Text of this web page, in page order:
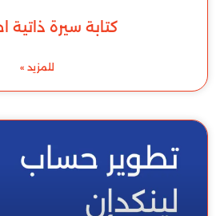
كتابة سيرة ذاتية
للمزيد »